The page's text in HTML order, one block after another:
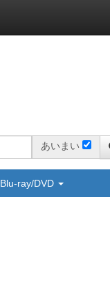
あいまい
Blu-ray/DVD